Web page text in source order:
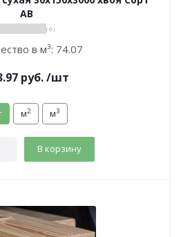
АВ
( 0 )
в м³: 74.07
руб./шт
м2 м3
В корзину